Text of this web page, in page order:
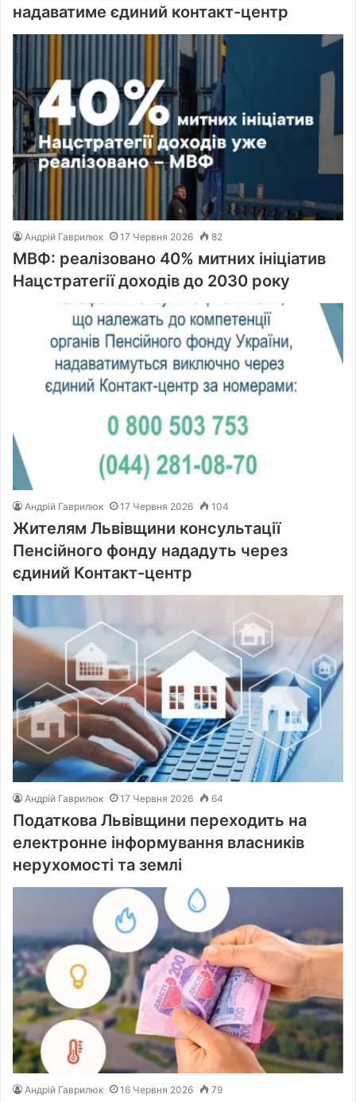
надаватиме єдиний контакт-центр
Андрій Гаврилюк 17 Червня 2026 82
МВФ: реалізовано 40% митних ініціатив
Нацстратегії доходів до 2030 року
Андрій Гаврилюк 17 Червня 2026 104
Жителям Львівщини консультації
Пенсійного фонду нададуть через
єдиний Контакт-центр
Андрій Гаврилюк 17 Червня 2026 64
Податкова Львівщини переходить на
електронне інформування власників
нерухомості та землі
Андрій Гаврилюк 16 Червня 2026 79